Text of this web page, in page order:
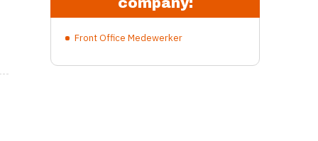
Front Office Medewerker